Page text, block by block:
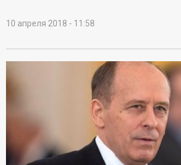
10 апреля 2018 - 11:58